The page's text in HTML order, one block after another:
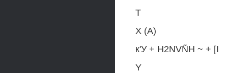
T
X (A)
к'У + H2NVÑH ~ + [I
Y